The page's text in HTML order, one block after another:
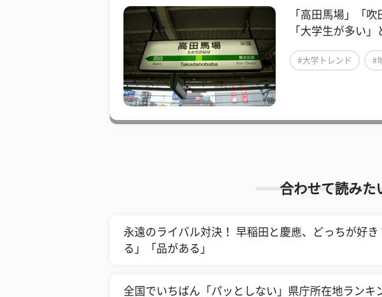
「高田馬場」「
「大学生が多い」
#大学トレンド #
合わせて読みた
永遠のライバル対決！ 早稲田と慶應、どっちが好
る」「品がある」
全国でいちばん「パッとしない」県庁所在地ランキ